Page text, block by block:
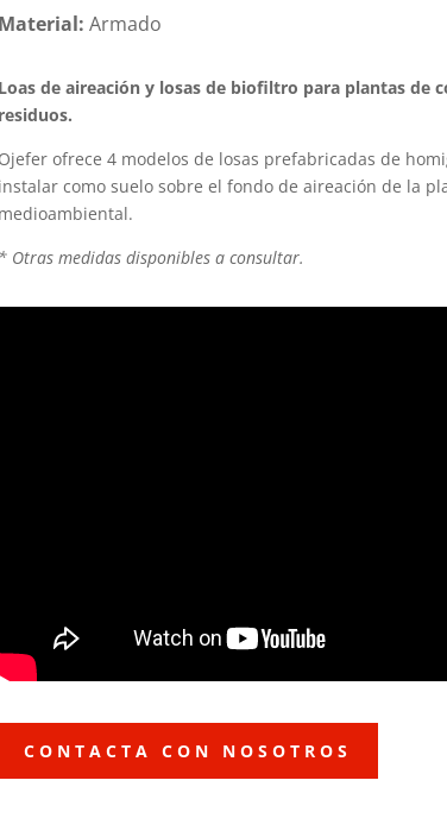
Material: Armado
Loas de aireación y losas de biofiltro para plantas de
residuos.
Ojefer ofrece 4 modelos de losas prefabricadas de
instalar como suelo sobre el fondo de aireación de la
medioambiental.
* Otras medidas disponibles a consultar.
CONTACTA CON NOSOTROS